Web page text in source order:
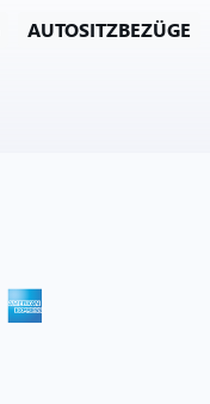
AUTOSITZBEZÜGE